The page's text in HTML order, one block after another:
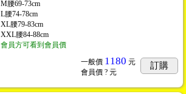
M腰69-73cm
L腰74-78cm
XL腰79-83cm
XXL腰84-88cm
會員方可看到會員價
一般價 1180 元
會員價 ? 元
訂購